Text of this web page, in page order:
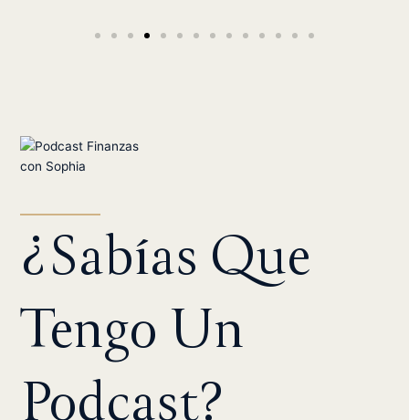
¿Sabías Que
Tengo Un
Podcast?